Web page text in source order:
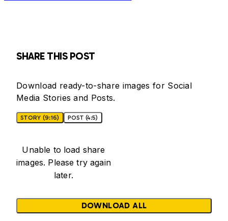
SHARE THIS POST
Download ready-to-share images for Social
Media Stories and Posts.
STORY (9:16) POST (4:5)
Unable to load share
images. Please try again
later.
DOWNLOAD ALL